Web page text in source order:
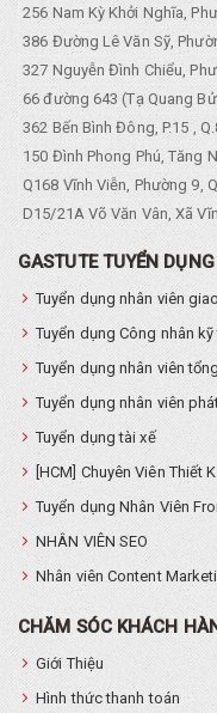
256 Nam Kỳ Khởi Nghĩa,
386 Đường Lê Văn Sỹ,
327 Nguyễn Đình Chiểu,
66 đường 643 (Tạ Quang
362 Bến Bình Đông, P.15 ,
150 Đình Phong Phú, Tăng
Q168 Vĩnh Viễn, Phường 9,
D15/21A Võ Văn Vân, Xã
GASTUTE TUYỂN DỤNG
Tuyển dụng nhân viên
Tuyển dụng Công nhân
Tuyển dụng nhân viên
Tuyển dụng nhân viên
Tuyển dụng tài xế
[HCM] Chuyên Viên Thiết
Tuyển dụng Nhân Viên
NHÂN VIÊN SEO
Nhân viên Content
CHĂM SÓC KHÁCH
Giới Thiệu
Hình thức thanh toán